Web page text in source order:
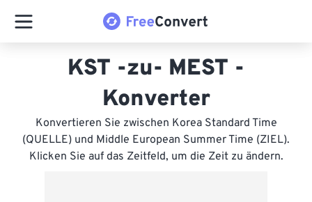
KST -zu- MEST -
Konverter
Konvertieren Sie zwischen Korea Standard Time
(QUELLE) und Middle European Summer Time (ZIEL).
Klicken Sie auf das Zeitfeld, um die Zeit zu ändern.